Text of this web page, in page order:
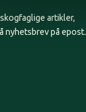
artikler,
nyhetsbrev på epost.